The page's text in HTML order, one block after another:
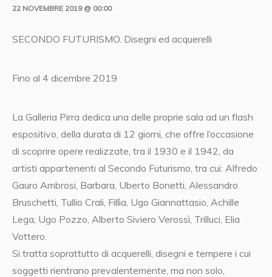
22 NOVEMBRE 2019 @ 00:00
SECONDO FUTURISMO. Disegni ed acquerelli
Fino al 4 dicembre 2019
La Galleria Pirra dedica una delle proprie sala ad un flash
espositivo, della durata di 12 giorni, che offre l’occasione
di scoprire opere realizzate, tra il 1930 e il 1942, da
artisti appartenenti al Secondo Futurismo, tra cui: Alfredo
Gauro Ambrosi, Barbara, Uberto Bonetti, Alessandro
Bruschetti, Tullio Crali, Fillìa, Ugo Giannattasio, Achille
Lega, Ugo Pozzo, Alberto Siviero Verossì, Trilluci, Elia
Vottero.
Si tratta soprattutto di acquerelli, disegni e tempere i cui
soggetti rientrano prevalentemente, ma non solo,